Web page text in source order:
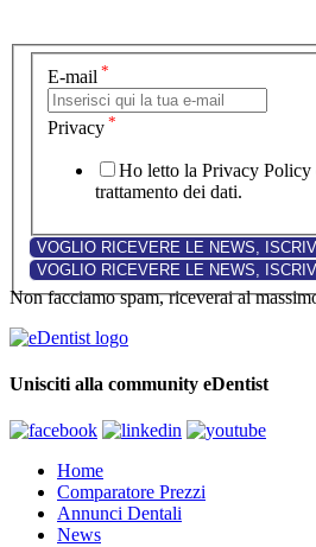
E-mail *
Privacy *
Ho letto la Privacy Policy
trattamento dei dati.
Non facciamo spam, riceverai al
Unisciti alla community eDentist
Home
Comparatore Prezzi
Annunci Dentali
News